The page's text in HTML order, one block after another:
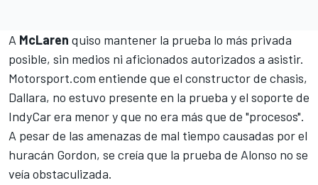
A McLaren quiso mantener la prueba lo más privada
posible, sin medios ni aficionados autorizados a asistir.
Motorsport.com entiende que el constructor de chasis,
Dallara, no estuvo presente en la prueba y el soporte de
IndyCarera menor y que no era más que de "procesos".
A pesar de las amenazas de mal tiempo causadas por el
huracán Gordon, se creía que la prueba de Alonso no se
veía obstaculizada.